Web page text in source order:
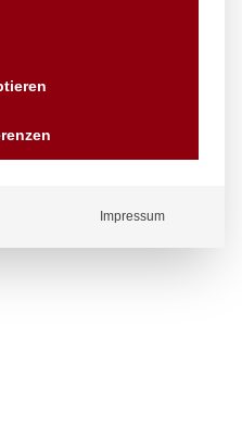
seit über 40 Jahren
da
Paypal,
Direkt
Impressum